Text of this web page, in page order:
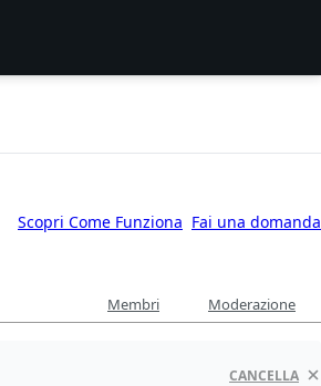
Scopri Come Funziona Fai una domanda
Membri Moderazione
CANCELLA